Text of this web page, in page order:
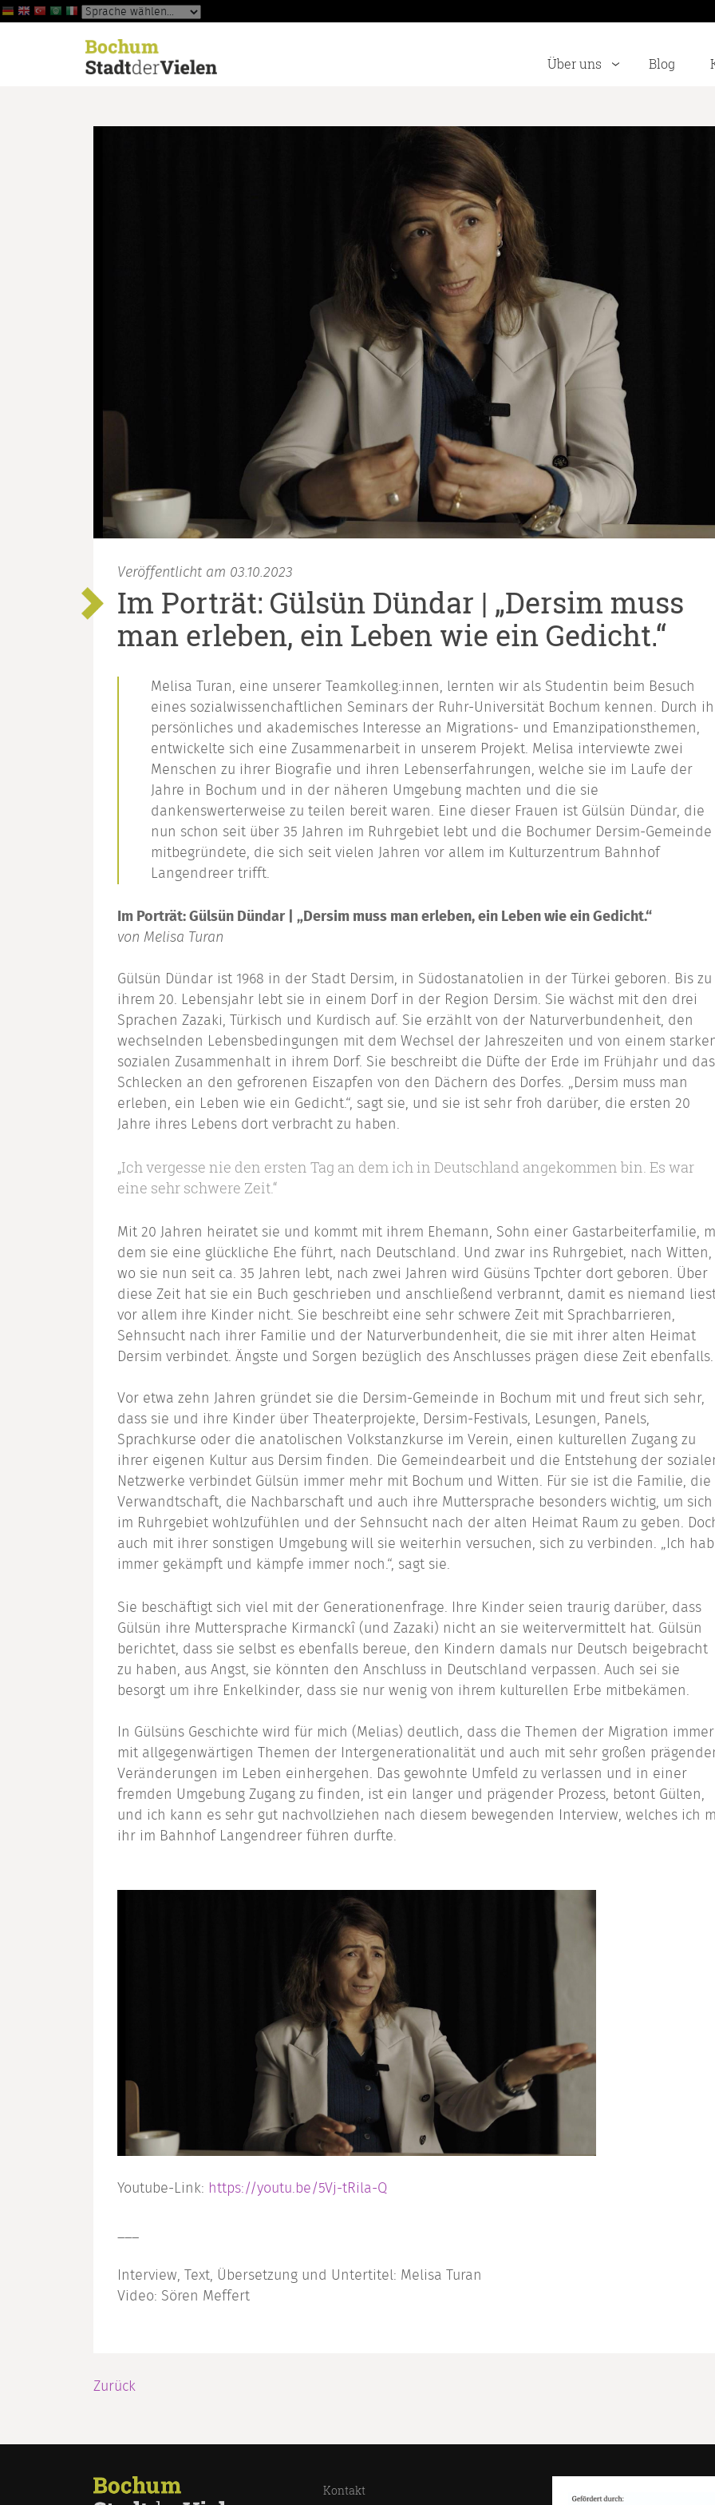
Über uns Blog
Veröffentlicht am 03.10.2023
Im Porträt: Gülsün Dündar | „Dersim muss
man erleben, ein Leben wie ein Gedicht.“
Melisa Turan, eine unserer Teamkolleg:innen, lernten wir als Studentin beim Besuch
eines sozialwissenchaftlichen Seminars der Ruhr-Universität Bochum kennen. Durch
persönliches und akademisches Interesse an Migrations- und Emanzipationsthemen,
entwickelte sich eine Zusammenarbeit in unserem Projekt. Melisa interviewte zwei
Menschen zu ihrer Biografie und ihren Lebenserfahrungen, welche sie im Laufe der
Jahre in Bochum und in der näheren Umgebung machten und die sie
dankenswerterweise zu teilen bereit waren. Eine dieser Frauen ist Gülsün Dündar, die
nun schon seit über 35 Jahren im Ruhrgebiet lebt und die Bochumer Dersim-Gemeinde
mitbegründete, die sich seit vielen Jahren vor allem im Kulturzentrum Bahnhof
Langendreer trifft.
Im Porträt: Gülsün Dündar | „Dersim muss man erleben, ein Leben wie ein Gedicht.“
von Melisa Turan
Gülsün Dündar ist 1968 in der Stadt Dersim, in Südostanatolien in der Türkei geboren. Bis zu
ihrem 20. Lebensjahr lebt sie in einem Dorf in der Region Dersim. Sie wächst mit den drei
Sprachen Zazaki, Türkisch und Kurdisch auf. Sie erzählt von der Naturverbundenheit, den
wechselnden Lebensbedingungen mit dem Wechsel der Jahreszeiten und von einem
sozialen Zusammenhalt in ihrem Dorf. Sie beschreibt die Düfte der Erde im Frühjahr und das
Schlecken an den gefrorenen Eiszapfen von den Dächern des Dorfes. „Dersim muss man
erleben, ein Leben wie ein Gedicht.“, sagt sie, und sie ist sehr froh darüber, die ersten 20
Jahre ihres Lebens dort verbracht zu haben.
„Ich vergesse nie den ersten Tag an dem ich in Deutschland angekommen bin. Es war
eine sehr schwere Zeit.“
Mit 20 Jahren heiratet sie und kommt mit ihrem Ehemann, Sohn einer Gastarbeiterfamilie,
dem sie eine glückliche Ehe führt, nach Deutschland. Und zwar ins Ruhrgebiet, nach Witten,
wo sie nun seit ca. 35 Jahren lebt, nach zwei Jahren wird Güsüns Tpchter dort geboren. Über
diese Zeit hat sie ein Buch geschrieben und anschließend verbrannt, damit es niemand
vor allem ihre Kinder nicht. Sie beschreibt eine sehr schwere Zeit mit Sprachbarrieren,
Sehnsucht nach ihrer Familie und der Naturverbundenheit, die sie mit ihrer alten Heimat
Dersim verbindet. Ängste und Sorgen bezüglich des Anschlusses prägen diese Zeit ebenfalls.
Vor etwa zehn Jahren gründet sie die Dersim-Gemeinde in Bochum mit und freut sich sehr,
dass sie und ihre Kinder über Theaterprojekte, Dersim-Festivals, Lesungen, Panels,
Sprachkurse oder die anatolischen Volkstanzkurse im Verein, einen kulturellen Zugang zu
ihrer eigenen Kultur aus Dersim finden. Die Gemeindearbeit und die Entstehung der
Netzwerke verbindet Gülsün immer mehr mit Bochum und Witten. Für sie ist die Familie, die
Verwandtschaft, die Nachbarschaft und auch ihre Muttersprache besonders wichtig, um sich
im Ruhrgebiet wohlzufühlen und der Sehnsucht nach der alten Heimat Raum zu geben.
auch mit ihrer sonstigen Umgebung will sie weiterhin versuchen, sich zu verbinden. „Ich
immer gekämpft und kämpfe immer noch.“, sagt sie.
Sie beschäftigt sich viel mit der Generationenfrage. Ihre Kinder seien traurig darüber, dass
Gülsün ihre Muttersprache Kirmanckî (und Zazaki) nicht an sie weitervermittelt hat. Gülsün
berichtet, dass sie selbst es ebenfalls bereue, den Kindern damals nur Deutsch beigebracht
zu haben, aus Angst, sie könnten den Anschluss in Deutschland verpassen. Auch sei sie
besorgt um ihre Enkelkinder, dass sie nur wenig von ihrem kulturellen Erbe mitbekämen.
In Gülsüns Geschichte wird für mich (Melias) deutlich, dass die Themen der Migration immer
mit allgegenwärtigen Themen der Intergenerationalität und auch mit sehr großen
Veränderungen im Leben einhergehen. Das gewohnte Umfeld zu verlassen und in einer
fremden Umgebung Zugang zu finden, ist ein langer und prägender Prozess, betont Gülten,
und ich kann es sehr gut nachvollziehen nach diesem bewegenden Interview, welches ich
ihr im Bahnhof Langendreer führen durfte.
Youtube-Link: https://youtu.be/5Vj-tRila-Q
Interview, Text, Übersetzung und Untertitel: Melisa Turan
Video: Sören Meffert
Zurück
Kontakt